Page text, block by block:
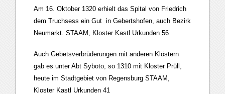
Am 16. Oktober 1320 erhielt das Spital von Friedrich
dem Truchsess ein Gut in Gebertshofen, auch Bezirk
Neumarkt. STAAM, Kloster Kastl Urkunden 56
Auch Gebetsverbrüderungen mit anderen Klöstern
gab es unter Abt Syboto, so 1310 mit Kloster Prüll,
heute im Stadtgebiet von Regensburg STAAM,
Kloster Kastl Urkunden 41